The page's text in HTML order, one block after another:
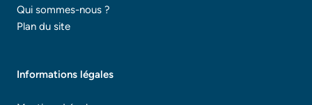
Qui sommes-nous ?
Plan du site
Informations légales